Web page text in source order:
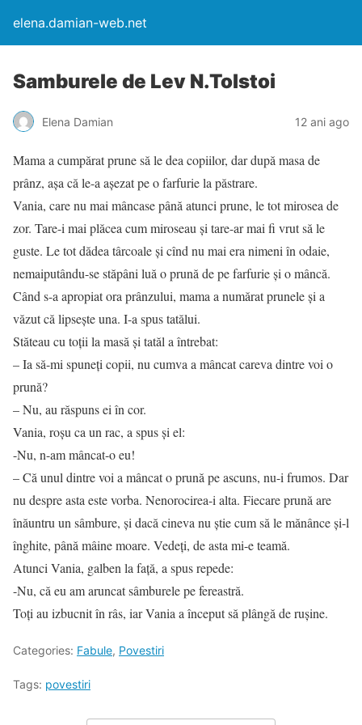
elena.damian-web.net
Samburele de Lev N.Tolstoi
Elena Damian 12 ani ago
Mama a cumpărat prune să le dea copiilor, dar după masa de
prânz, așa că le-a aşezat pe o farfurie la păstrare.
Vania, care nu mai mâncase până atunci prune, le tot mirosea de
zor. Tare-i mai plăcea cum miroseau şi tare-ar mai fi vrut să le
guste. Le tot dădea târcoale și cînd nu mai era nimeni în odaie,
nemaiputându-se stăpâni luă o prună de pe farfurie şi o mâncă.
Când s-a apropiat ora prânzului, mama a numărat prunele și a
văzut că lipseşte una. I-a spus tatălui.
Stăteau cu toţii la masă şi tatăl a întrebat:
– Ia să-mi spuneţi copii, nu cumva a mâncat careva dintre voi o
prună?
– Nu, au răspuns ei în cor.
Vania, roşu ca un rac, a spus şi el:
-Nu, n-am mâncat-o eu!
– Că unul dintre voi a mâncat o prună pe ascuns, nu-i frumos. Dar
nu despre asta este vorba. Nenorocirea-i alta. Fiecare prună are
înăuntru un sâmbure, şi dacă cineva nu ştie cum să le mănânce şi-l
înghite, până mâine moare. Vedeți, de asta mi-e teamă.
Atunci Vania, galben la faţă, a spus repede:
-Nu, că eu am aruncat sâmburele pe fereastră.
Toţi au izbucnit în râs, iar Vania a început să plângă de rușine.
Categories: Fabule, Povestiri
Tags: povestiri